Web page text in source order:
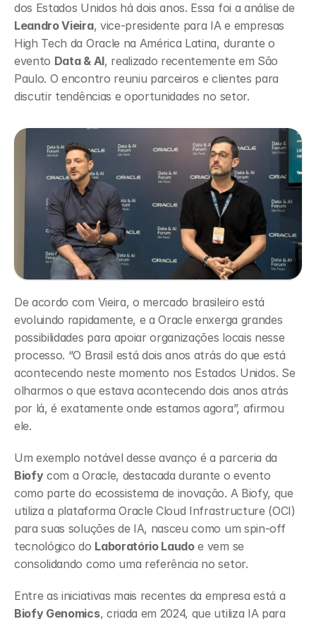
dos Estados Unidos há dois anos. Essa foi a análise de
Leandro Vieira, vice-presidente para IA e empresas
High Tech da Oracle na América Latina, durante o
evento Data & AI, realizado recentemente em São
Paulo. O encontro reuniu parceiros e clientes para
discutir tendências e oportunidades no setor.
De acordo com Vieira, o mercado brasileiro está
evoluindo rapidamente, e a Oracle enxerga grandes
possibilidades para apoiar organizações locais nesse
processo. “O Brasil está dois anos atrás do que está
acontecendo neste momento nos Estados Unidos. Se
olharmos o que estava acontecendo dois anos atrás
por lá, é exatamente onde estamos agora”, afirmou
ele.
Biofy com a Oracle, destacada durante o evento
como parte do ecossistema de inovação. A Biofy, que
utiliza a plataforma Oracle Cloud Infrastructure (OCI)
para suas soluções de IA, nasceu como um spin-off
tecnológico do Laboratório Laudo e vem se
consolidando como uma referência no setor.
Biofy Genomics, criada em 2024, que utiliza IA para